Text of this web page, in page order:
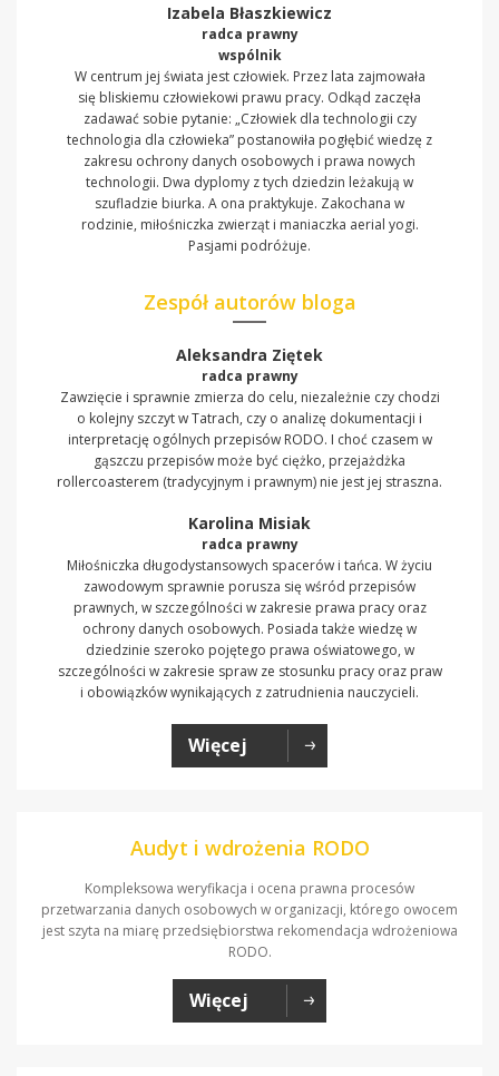
Izabela Błaszkiewicz
radca prawny
wspólnik
W centrum jej świata jest człowiek. Przez lata zajmowała
się bliskiemu człowiekowi prawu pracy. Odkąd zaczęła
zadawać sobie pytanie: „Człowiek dla technologii czy
technologia dla człowieka” postanowiła pogłębić wiedzę z
zakresu ochrony danych osobowych i prawa nowych
technologii. Dwa dyplomy z tych dziedzin leżakują w
szufladzie biurka. A ona praktykuje. Zakochana w
rodzinie, miłośniczka zwierząt i maniaczka aerial yogi.
Pasjami podróżuje.
Zespół autorów bloga
Aleksandra Ziętek
radca prawny
Zawzięcie i sprawnie zmierza do celu, niezależnie czy chodzi
o kolejny szczyt w Tatrach, czy o analizę dokumentacji i
interpretację ogólnych przepisów RODO. I choć czasem w
gąszczu przepisów może być ciężko, przejażdżka
rollercoasterem (tradycyjnym i prawnym) nie jest jej straszna.
Karolina Misiak
radca prawny
Miłośniczka długodystansowych spacerów i tańca. W życiu
zawodowym sprawnie porusza się wśród przepisów
prawnych, w szczególności w zakresie prawa pracy oraz
ochrony danych osobowych. Posiada także wiedzę w
dziedzinie szeroko pojętego prawa oświatowego, w
szczególności w zakresie spraw ze stosunku pracy oraz praw
i obowiązków wynikających z zatrudnienia nauczycieli.
Więcej
Audyt i wdrożenia RODO
Kompleksowa weryfikacja i ocena prawna procesów
przetwarzania danych osobowych w organizacji, którego owocem
jest szyta na miarę przedsiębiorstwa rekomendacja wdrożeniowa
RODO.
Więcej